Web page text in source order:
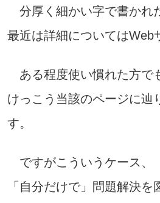
分厚く細かい字で書かれ
最近は詳細についてはWeb
ある程度使い慣れた方で
けっこう当該のページに辿
す。
ですがこういうケース、
「自分だけで」問題解決